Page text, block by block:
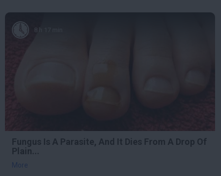
8 h 17 min
Fungus Is A Parasite, And It Dies From A Drop Of
Plain...
More